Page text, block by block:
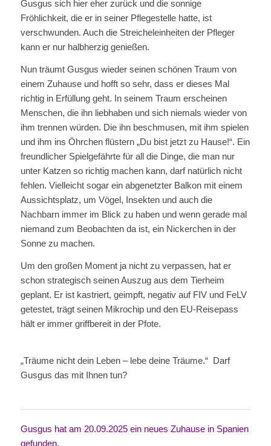
Gusgus sich hier eher zurück und die sonnige
Fröhlichkeit, die er in seiner Pflegestelle hatte, ist
verschwunden. Auch die Streicheleinheiten der Pfleger
kann er nur halbherzig genießen.
Nun träumt Gusgus wieder seinen schönen Traum von
einem Zuhause und hofft so sehr, dass er dieses Mal
richtig in Erfüllung geht. In seinem Traum erscheinen
Menschen, die ihn liebhaben und sich niemals wieder von
ihm trennen würden. Die ihn beschmusen, mit ihm spielen
und ihm ins Öhrchen flüstern „Du bist jetzt zu Hause!“. Ein
freundlicher Spielgefährte für all die Dinge, die man nur
unter Katzen so richtig machen kann, darf natürlich nicht
fehlen. Vielleicht sogar ein abgenetzter Balkon mit einem
Aussichtsplatz, um Vögel, Insekten und auch die
Nachbarn immer im Blick zu haben und wenn gerade mal
niemand zum Beobachten da ist, ein Nickerchen in der
Sonne zu machen.
Um den großen Moment ja nicht zu verpassen, hat er
schon strategisch seinen Auszug aus dem Tierheim
geplant. Er ist kastriert, geimpft, negativ auf FIV und FeLV
getestet, trägt seinen Mikrochip und den EU-Reisepass
hält er immer griffbereit in der Pfote.
„Träume nicht dein Leben – lebe deine Träume.“ Darf
Gusgus das mit Ihnen tun?
Gusgus hat am 20.09.2025 ein neues Zuhause in Spanien
gefunden.